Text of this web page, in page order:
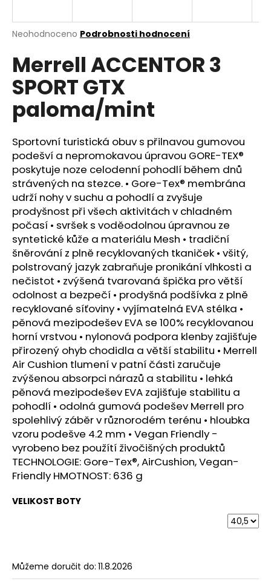
Průměrné
produktu
je
0,0
z
5
hvězdiček.
Neohodnoceno Podrobnosti hodnocení
Merrell ACCENTOR 3
SPORT GTX
paloma/mint
Sportovní turistická obuv s přilnavou gumovou
podešví a nepromokavou úpravou GORE-TEX®
poskytuje noze celodenní pohodlí během dnů
strávených na stezce. • Gore-Tex® membrána
udrží nohy v suchu a pohodlí a zvyšuje
prodyšnost při všech aktivitách v chladném
počasí • svršek s voděodolnou úpravnou ze
syntetické kůže a materiálu Mesh • tradiční
šněrování z plně recyklovaných tkaniček • všitý,
polstrovaný jazyk zabraňuje pronikání vlhkosti a
nečistot • zvýšená tvarovaná špička pro větší
odolnost a bezpečí • prodyšná podšívka z plně
recyklované síťoviny • vyjímatelná EVA stélka •
pěnová mezipodešev EVA se 100% recyklovanou
horní vrstvou • nylonová podpora klenby zajišťuje
přirozený ohyb chodidla a větší stabilitu • Merrell
Air Cushion tlumení v patní části zaručuje
zvýšenou absorpci nárazů a stabilitu • lehká
pěnová mezipodešev EVA zajišťuje stabilitu a
pohodlí • odolná gumová podešev Merrell pro
spolehlivý záběr v různorodém terénu • hloubka
vzoru podešve 4.2 mm • Vegan Friendly -
vyrobeno bez použítí živočišných produktů
TECHNOLOGIE: Gore-Tex®, AirCushion, Vegan-
Friendly HMOTNOST: 636 g
VELIKOST BOTY
Můžeme doručit do: 11.8.2026
j
t
?
HLEDAT
D
o
p
o
r
u
č
u
j
e
m
e
BOTY
CRAFT
XPLOR
PRO
MATRYX
-
ŠEDÁ
4
399
Kč